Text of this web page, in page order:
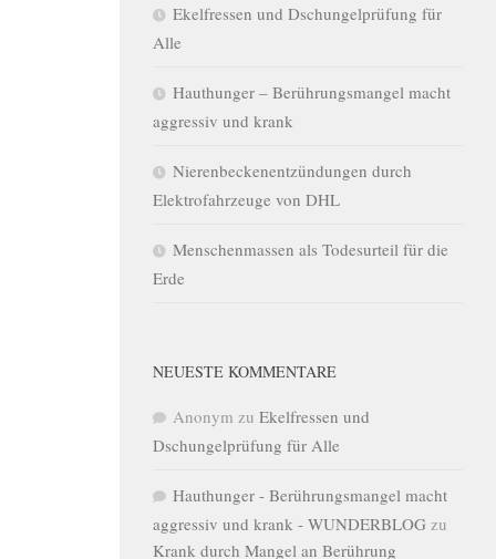
Ekelfressen und Dschungelprüfung für
Alle
Hauthunger – Berührungsmangel macht
aggressiv und krank
Nierenbeckenentzündungen durch
Elektrofahrzeuge von DHL
Menschenmassen als Todesurteil für die
Erde
NEUESTE KOMMENTARE
Anonym zu Ekelfressen und
Dschungelprüfung für Alle
Hauthunger - Berührungsmangel macht
aggressiv und krank - WUNDERBLOG zu
Krank durch Mangel an Berührung